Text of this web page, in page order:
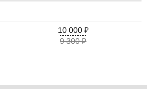
10 000 ₽
9 300 ₽